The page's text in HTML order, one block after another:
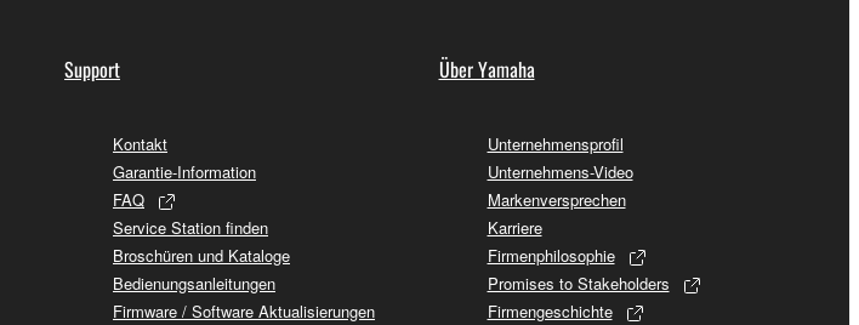
Support
Kontakt
Garantie-Information
FAQ
Service Station finden
Broschüren und Kataloge
Bedienungsanleitungen
Firmware / Software Aktualisierungen
Über Yamaha
Unternehmensprofil
Unternehmens-Video
Markenversprechen
Karriere
Firmenphilosophie
Promises to Stakeholders
Firmengeschichte